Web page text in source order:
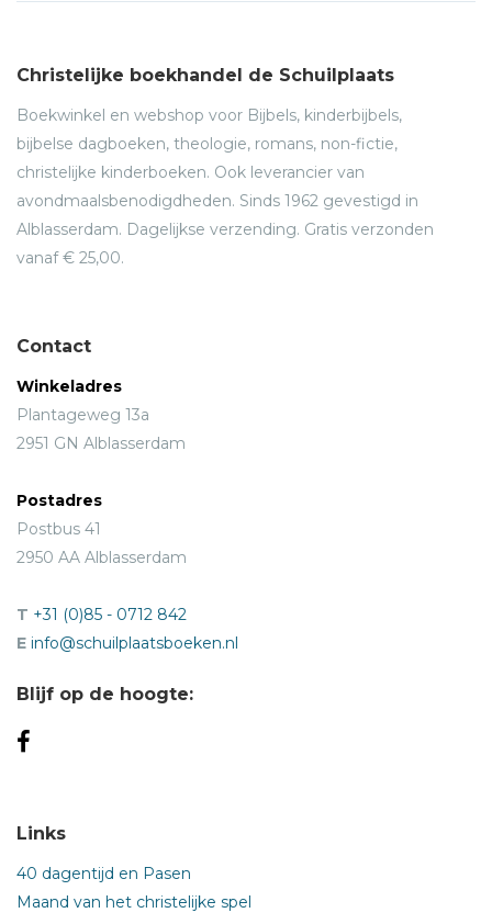
Christelijke boekhandel de Schuilplaats
Boekwinkel en webshop voor Bijbels, kinderbijbels,
bijbelse dagboeken, theologie, romans, non-fictie,
christelijke kinderboeken. Ook leverancier van
avondmaalsbenodigdheden. Sinds 1962 gevestigd in
Alblasserdam. Dagelijkse verzending. Gratis verzonden
vanaf € 25,00.
Contact
Winkeladres
Plantageweg 13a
2951 GN Alblasserdam
Postadres
Postbus 41
2950 AA Alblasserdam
T +31 (0)85 - 0712 842
E info@schuilplaatsboeken.nl
Blijf op de hoogte:
Links
40 dagentijd en Pasen
Maand van het christelijke spel